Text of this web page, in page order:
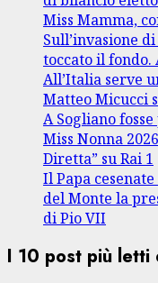
Miss Mamma,
Sull’invasione
toccato il fondo.
All’Italia serve
Matteo Micucci
A Sogliano
Miss Nonna
Diretta” su Rai 1
Il Papa
del Monte la
di Pio VII
I 10 post più letti